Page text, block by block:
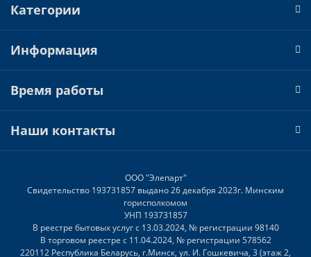
Категории
Информация
Время работы
Наши контакты
ООО "Элепарт"
Свидетельство 193731857 выдано 26 декабря 2023г. Минским
горисполкомом
УНП 193731857
В реестре бытовых услуг с 13.03.2024, № регистрации 98140
В торговом реестре с 11.04.2024, № регистрации 578562
220112 Республика Беларусь, г.Минск, ул. И. Гошкевича, 3 (этаж 2,